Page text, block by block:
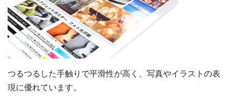
つるつるした手触りで平滑性が高く、写真やイラストの表
現に優れています。